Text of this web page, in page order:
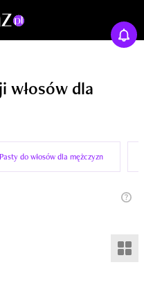
włosów dla
Pasty do włosów dla mężczyzn